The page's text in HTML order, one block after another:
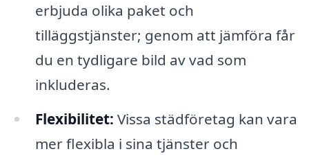
erbjuda olika paket och
tilläggstjänster; genom att jämföra får
du en tydligare bild av vad som
inkluderas.
Flexibilitet: Vissa städföretag kan vara
mer flexibla i sina tjänster och